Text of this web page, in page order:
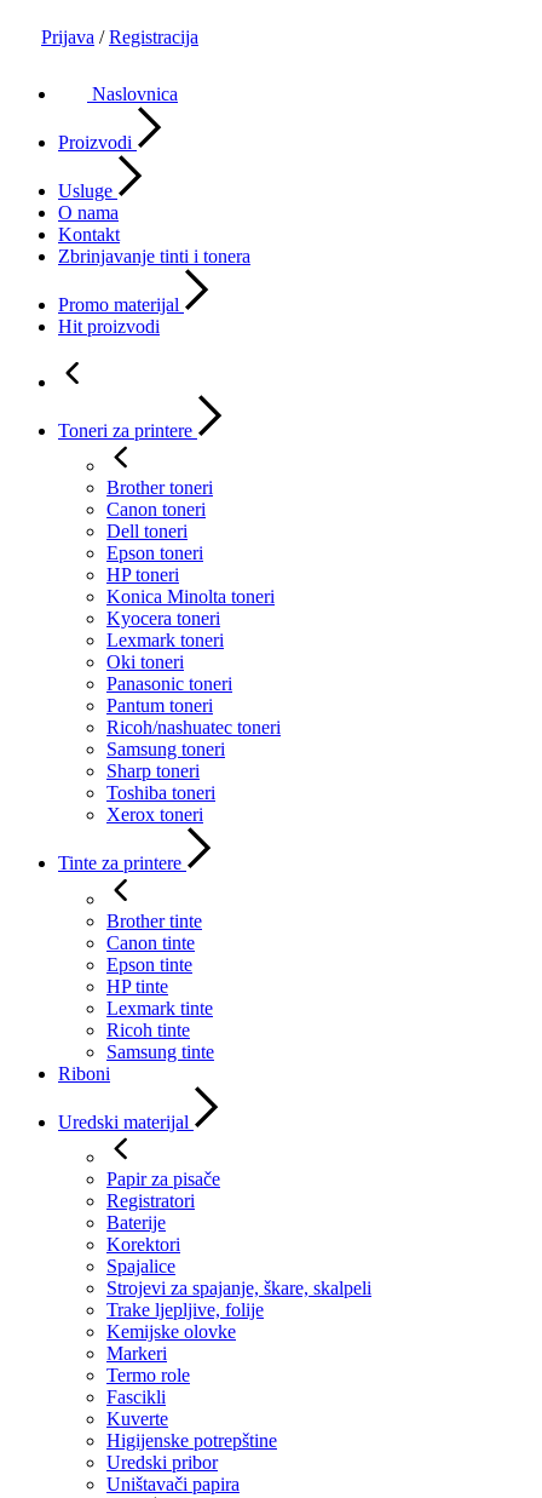
Prijava / Registracija
Naslovnica
Proizvodi
Usluge
O nama
Kontakt
Zbrinjavanje tinti i tonera
Promo materijal
Hit proizvodi
Toneri za printere
Brother toneri
Canon toneri
Dell toneri
Epson toneri
HP toneri
Konica Minolta toneri
Kyocera toneri
Lexmark toneri
Oki toneri
Panasonic toneri
Pantum toneri
Ricoh/nashuatec toneri
Samsung toneri
Sharp toneri
Toshiba toneri
Xerox toneri
Tinte za printere
Brother tinte
Canon tinte
Epson tinte
HP tinte
Lexmark tinte
Ricoh tinte
Samsung tinte
Riboni
Uredski materijal
Papir za pisače
Registratori
Baterije
Korektori
Spajalice
Strojevi za spajanje, škare, skalpeli
Trake ljepljive, folije
Kemijske olovke
Markeri
Termo role
Fascikli
Kuverte
Higijenske potrepštine
Uredski pribor
Uništavači papira